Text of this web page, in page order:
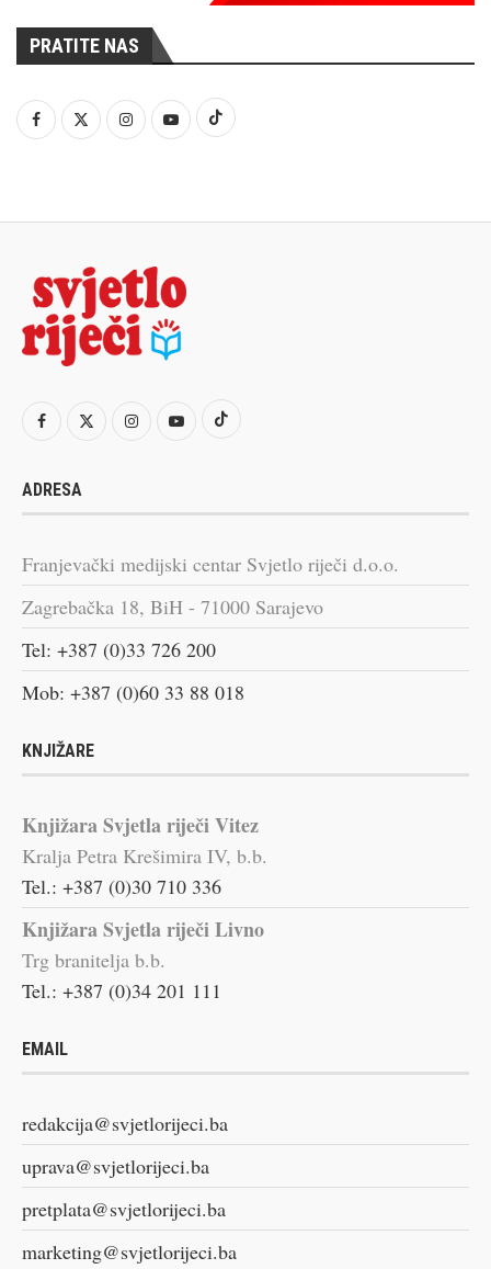
PRATITE NAS
ADRESA
Franjevački medijski centar Svjetlo riječi d.o.o.
Zagrebačka 18, BiH - 71000 Sarajevo
Tel: +387 (0)33 726 200
Mob: +387 (0)60 33 88 018
KNJIŽARE
Knjižara Svjetla riječi Vitez
Kralja Petra Krešimira IV, b.b.
Tel.: +387 (0)30 710 336
Knjižara Svjetla riječi Livno
Trg branitelja b.b.
Tel.: +387 (0)34 201 111
EMAIL
redakcija@svjetlorijeci.ba
uprava@svjetlorijeci.ba
pretplata@svjetlorijeci.ba
marketing@svjetlorijeci.ba